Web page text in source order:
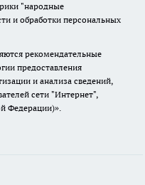
"народные
и обработки персональных
рекомендательные
предоставления
и анализа сведений,
сети "Интернет",
Федерации)».